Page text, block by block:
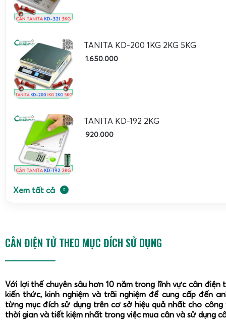
thực phẩm nhờ độ chia 1 g, giúp kiểm soát chính xác
Trong ngành yến sào, cân hỗ trợ cân tổ yến thô, yến
của khách hàng. Với hạt điều và các loại hạt nông sản,
túi, cân kiểm tra và phối trộn mix hạt, kết hợp chức
nhanh, giảm sai sót. Trong sản xuất cà phê, gia vị, cân
TANITA KD-200 1KG 2KG 5KG
1.650.000
TANITA KD-192 2KG
920.000
Xem tất cả
CÂN ĐIỆN TỬ THEO MỤC ĐÍCH SỬ DỤNG
Với lợi thế chuyên sâu hơn 10 năm trong lĩnh vực cân điện
kiến thức, kinh nghiệm và trãi nghiệm để cung cấp đến
từng mục đích sử dụng trên cơ sở hiệu quả nhất cho
thời gian và tiết kiệm nhất trong việc mua cân và sử dụng